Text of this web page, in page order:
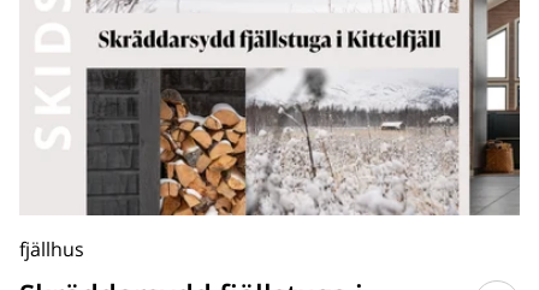
fjällhus